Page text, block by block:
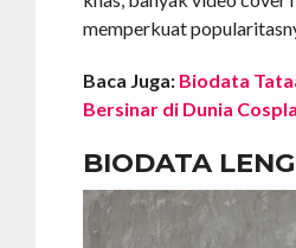
memperkuat
Baca Juga: Biodata
Bersinar di Dunia
BIODATA